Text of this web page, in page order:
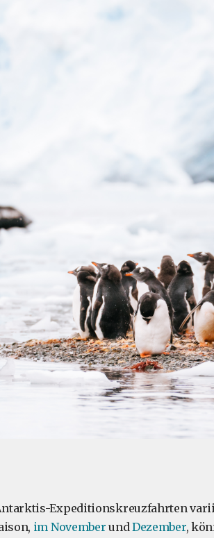
Expeditionskreuzfahrten
im November undDezember,